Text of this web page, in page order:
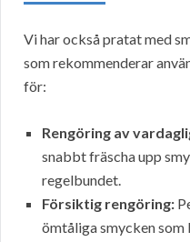
Vi har också pratat med
som rekommenderar
för:
Rengöring av
snabbt fräscha upp
regelbundet.
Försiktig rengöring:
ömtåliga smycken som